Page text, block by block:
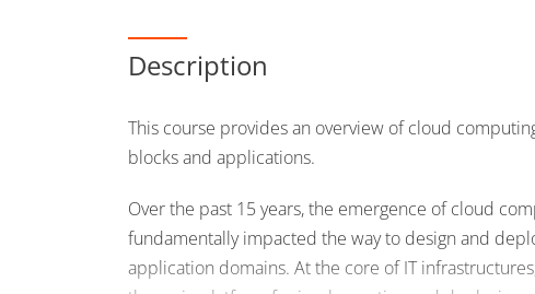
Description
This course provides an overview of cloud
blocks and applications.
Over the past 15 years, the emergence of cloud
fundamentally impacted the way to design and
application domains. At the core of IT